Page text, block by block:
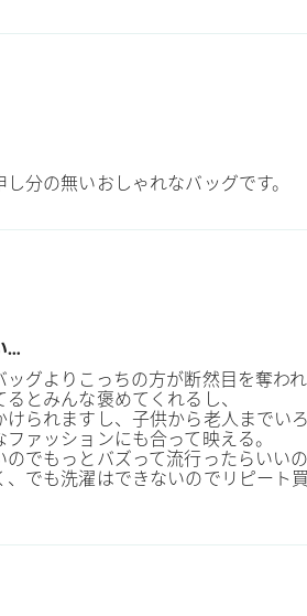
分の無いおしゃれなバッグです。
…
グよりこっちの方が断然目を奪われ
とみんな褒めてくれるし、
られますし、子供から老人までい
ァッションにも合って映える。
でもっとバズって流行ったらいい
でも洗濯はできないのでリピート